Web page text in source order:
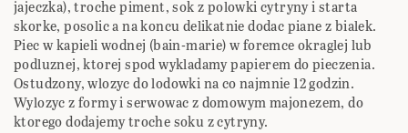
jajeczka), troche piment, sok z polowki cytryny i starta
skorke, posolic a na koncu delikatnie dodac piane z bialek.
Piec w kapieli wodnej (bain-marie) w foremce okraglej lub
podluznej, ktorej spod wykladamy papierem do pieczenia.
Ostudzony, wlozyc do lodowki na co najmnie 12 godzin.
Wylozyc z formy i serwowac z domowym majonezem, do
ktorego dodajemy troche soku z cytryny.